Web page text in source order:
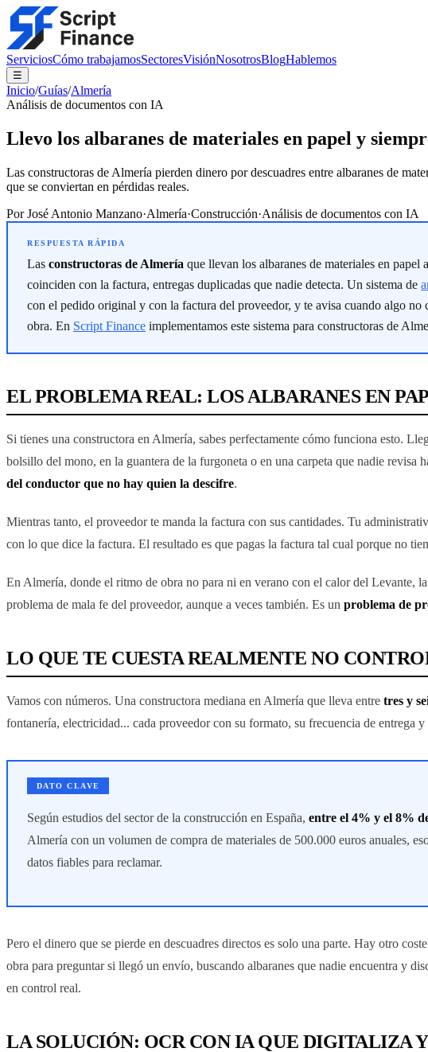
ServiciosCómo trabajamosSectoresVisiónNosotrosBlogHablemos
☰
Inicio/Guías/Almería
Análisis de documentos con IA
Llevo los albaranes de materiales en papel y
Las constructoras de Almería pierden dinero por descuadres entre albaranes de
que se conviertan en pérdidas reales.
PorJosé Antonio Manzano·Almería·Construcción·Análisis de documentos con IA
Las constructoras de Almería que llevan los albaranes de materiales en papel
coinciden con la factura, entregas duplicadas que nadie detecta. Un sistema de
con el pedido original y con la factura del proveedor, y te avisa cuando algo
obra. En Script Finance implementamos este sistema para constructoras de
EL PROBLEMA REAL: LOS ALBARANES EN
Si tienes una constructora en Almería, sabes perfectamente cómo funciona esto.
bolsillo del mono, en la guantera de la furgoneta o en una carpeta que nadie
del conductor que no hay quien la descifre.
Mientras tanto, el proveedor te manda la factura con sus cantidades. Tu
con lo que dice la factura. El resultado es que pagas la factura tal cual porque no
En Almería, donde el ritmo de obra no para ni en verano con el calor del Levante,
problema de mala fe del proveedor, aunque a veces también. Es un problema de
LO QUE TE CUESTA REALMENTE NO
Vamos con números. Una constructora mediana en Almería que lleva entre tres y
fontanería, electricidad... cada proveedor con su formato, su frecuencia de entrega
DATO CLAVE
Según estudios del sector de la construcción en España, entre el 4% y el 8%
Almería con un volumen de compra de materiales de 500.000 euros anuales,
datos fiables para reclamar.
Pero el dinero que se pierde en descuadres directos es solo una parte. Hay otro
obra para preguntar si llegó un envío, buscando albaranes que nadie encuentra y
en control real.
LA SOLUCIÓN: OCR CON IA QUE DIGITALIZA